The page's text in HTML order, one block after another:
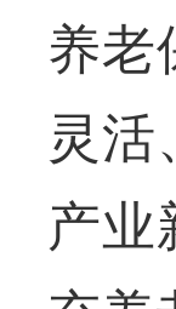
养老
灵活
产业